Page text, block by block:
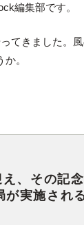
編集部です。
てきました。
。
、その記
が実施され